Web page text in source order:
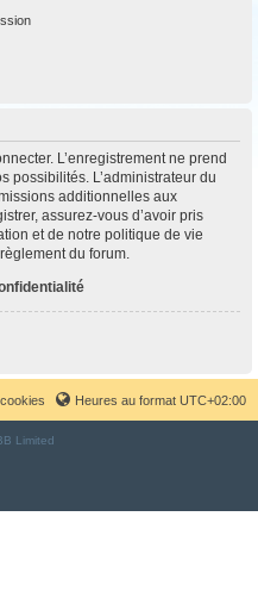
L’enregistrement ne prend
possibilités. L’administrateur du
additionnelles aux
assurez-vous d’avoir pris
et de notre politique de vie
du forum.
Heures au format UTC+02:00
Limited